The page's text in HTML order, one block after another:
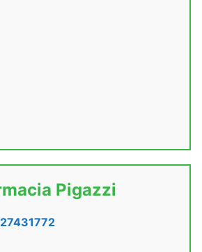
Pigazzi